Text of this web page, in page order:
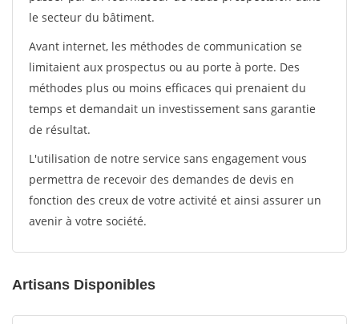
le secteur du bâtiment.
Avant internet, les méthodes de communication se
limitaient aux prospectus ou au porte à porte. Des
méthodes plus ou moins efficaces qui prenaient du
temps et demandait un investissement sans garantie
de résultat.
L'utilisation de notre service sans engagement vous
permettra de recevoir des demandes de devis en
fonction des creux de votre activité et ainsi assurer un
avenir à votre société.
Artisans Disponibles